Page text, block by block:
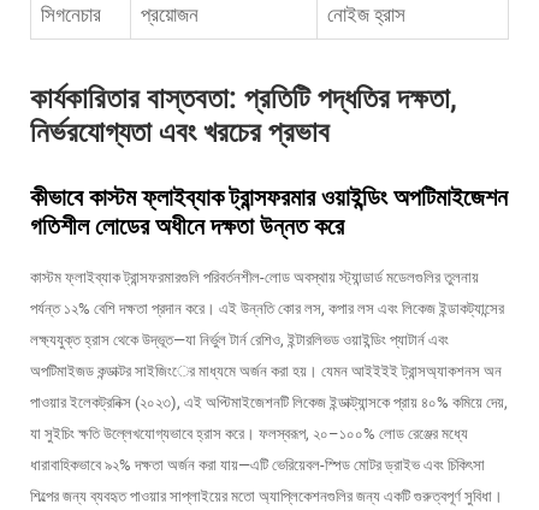
সিগনেচার
প্রয়োজন
নোইজ হ্রাস
কার্যকারিতার বাস্তবতা: প্রতিটি পদ্ধতির দক্ষতা,
নির্ভরযোগ্যতা এবং খরচের প্রভাব
কীভাবে কাস্টম ফ্লাইব্যাক ট্রান্সফরমার ওয়াইন্ডিং অপটিমাইজেশন
গতিশীল লোডের অধীনে দক্ষতা উন্নত করে
কাস্টম ফ্লাইব্যাক ট্রান্সফরমারগুলি পরিবর্তনশীল-লোড অবস্থায় স্ট্যান্ডার্ড মডেলগুলির তুলনায়
পর্যন্ত ১২% বেশি দক্ষতা প্রদান করে। এই উন্নতি কোর লস, কপার লস এবং লিকেজ ইন্ডাকট্যান্সের
লক্ষ্যযুক্ত হ্রাস থেকে উদ্ভূত—যা নির্ভুল টার্ন রেশিও, ইন্টারলিভড ওয়াইন্ডিং প্যাটার্ন এবং
অপটিমাইজড কন্ডাক্টর সাইজিংের মাধ্যমে অর্জন করা হয়। যেমন আইইইই ট্রান্সঅ্যাকশনস অন
পাওয়ার ইলেকট্রনিক্স (২০২৩), এই অপ্টিমাইজেশনটি লিকেজ ইন্ডাক্ট্যান্সকে প্রায় ৪০% কমিয়ে দেয়,
যা সুইচিং ক্ষতি উল্লেখযোগ্যভাবে হ্রাস করে। ফলস্বরূপ, ২০–১০০% লোড রেঞ্জের মধ্যে
ধারাবাহিকভাবে ৯২% দক্ষতা অর্জন করা যায়—এটি ভেরিয়েবল-স্পিড মোটর ড্রাইভ এবং চিকিৎসা
শিল্পের জন্য ব্যবহৃত পাওয়ার সাপ্লাইয়ের মতো অ্যাপ্লিকেশনগুলির জন্য একটি গুরুত্বপূর্ণ সুবিধা।